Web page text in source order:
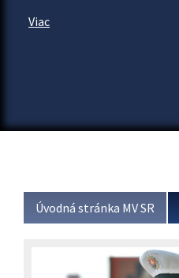
Viac
Úvodná stránka MV SR